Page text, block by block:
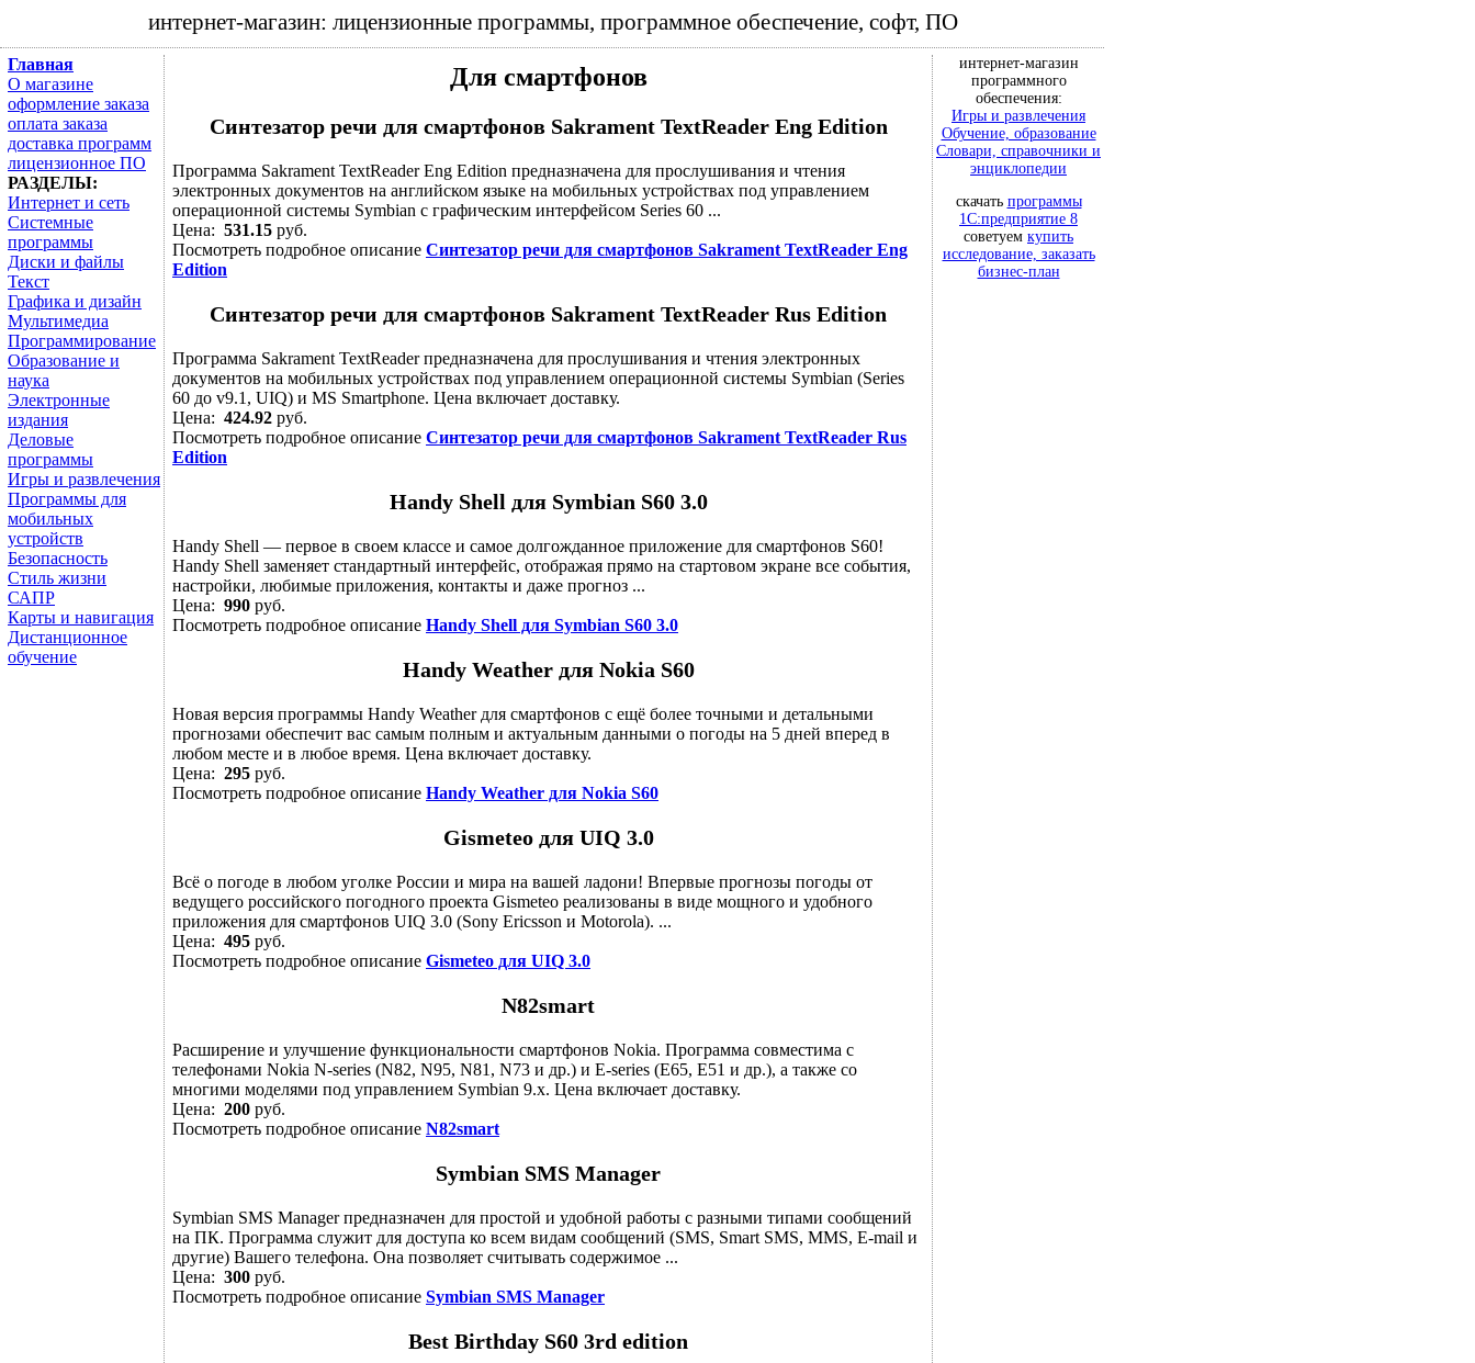
интернет-магазин: лицензионные программы, программное обеспечение, софт, ПО
Главная
О магазине
оформление заказа
оплата заказа
доставка программ
лицензионное ПО
РАЗДЕЛЫ:
Интернет и сеть
Системные
программы
Диски и файлы
Текст
Графика и дизайн
Мультимедиа
Программирование
Образование и
наука
Электронные
издания
Деловые
программы
Игры и развлечения
Программы для
мобильных
устройств
Безопасность
Стиль жизни
САПР
Карты и навигация
Дистанционное
обучение
Для смартфонов
Синтезатор речи для смартфонов Sakrament TextReader Eng Edition
Программа Sakrament TextReader Eng Edition предназначена для прослушивания и чтения
электронных документов на английском языке на мобильных устройствах под управлением
операционной системы Symbian с графическим интерфейсом Series 60 ...
Цена: 531.15 руб.
Посмотреть подробное описание Синтезатор речи для смартфонов Sakrament TextReader Eng
Edition
Синтезатор речи для смартфонов Sakrament TextReader Rus Edition
Программа Sakrament TextReader предназначена для прослушивания и чтения электронных
документов на мобильных устройствах под управлением операционной системы Symbian (Series
60 до v9.1, UIQ) и MS Smartphone. Цена включает доставку.
Цена: 424.92 руб.
Посмотреть подробное описание Синтезатор речи для смартфонов Sakrament TextReader Rus
Edition
Handy Shell для Symbian S60 3.0
Handy Shell — первое в своем классе и самое долгожданное приложение для смартфонов S60!
Handy Shell заменяет стандартный интерфейс, отображая прямо на стартовом экране все события,
настройки, любимые приложения, контакты и даже прогноз ...
Цена: 990 руб.
Посмотреть подробное описание Handy Shell для Symbian S60 3.0
Handy Weather для Nokia S60
Новая версия программы Handy Weather для смартфонов с ещё более точными и детальными
прогнозами обеспечит вас самым полным и актуальным данными о погоды на 5 дней вперед в
любом месте и в любое время. Цена включает доставку.
Цена: 295 руб.
Посмотреть подробное описание Handy Weather для Nokia S60
Gismeteo для UIQ 3.0
Всё о погоде в любом уголке России и мира на вашей ладони! Впервые прогнозы погоды от
ведущего российского погодного проекта Gismeteo реализованы в виде мощного и удобного
приложения для смартфонов UIQ 3.0 (Sony Ericsson и Motorola). ...
Цена: 495 руб.
Посмотреть подробное описание Gismeteo для UIQ 3.0
N82smart
Расширение и улучшение функциональности смартфонов Nokia. Программа совместима с
телефонами Nokia N-series (N82, N95, N81, N73 и др.) и E-series (E65, E51 и др.), а также со
многими моделями под управлением Symbian 9.x. Цена включает доставку.
Цена: 200 руб.
Посмотреть подробное описание N82smart
Symbian SMS Manager
Symbian SMS Manager предназначен для простой и удобной работы с разными типами сообщений
на ПК. Программа служит для доступа ко всем видам сообщений (SMS, Smart SMS, MMS, E-mail и
другие) Вашего телефона. Она позволяет считывать содержимое ...
Цена: 300 руб.
Посмотреть подробное описание Symbian SMS Manager
Best Birthday S60 3rd edition
интернет-магазин
программного
обеспечения:
Игры и развлечения
Обучение, образование
Словари, справочники и
энциклопедии
скачать программы
1С:предприятие 8
советуем купить
исследование, заказать
бизнес-план